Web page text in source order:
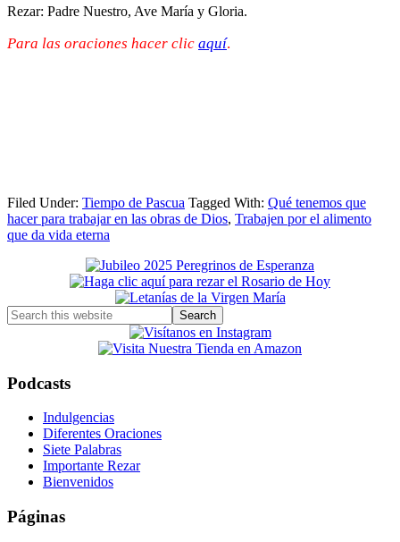
Rezar: Padre Nuestro, Ave María y Gloria.
Para las oraciones hacer clic aquí.
Filed Under: Tiempo de Pascua Tagged With: Qué tenemos que
hacer para trabajar en las obras de Dios, Trabajen por el alimento
que da vida eterna
Primary
Sidebar
Search
this
Podcasts
Indulgencias
Diferentes Oraciones
Siete Palabras
Importante Rezar
Bienvenidos
Páginas